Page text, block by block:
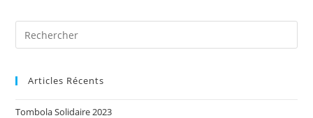
Articles Récents
Tombola Solidaire 2023